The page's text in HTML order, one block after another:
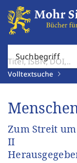
Suchbegriff
Volltextsuche
Zum Streit
II